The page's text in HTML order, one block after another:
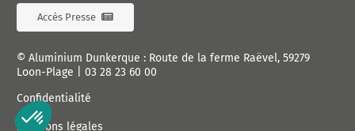
Accès Presse
© Aluminium Dunkerque : Route de la ferme Raëvel, 59279
Loon-Plage | 03 28 23 60 00
Confidentialité
Mentions légales